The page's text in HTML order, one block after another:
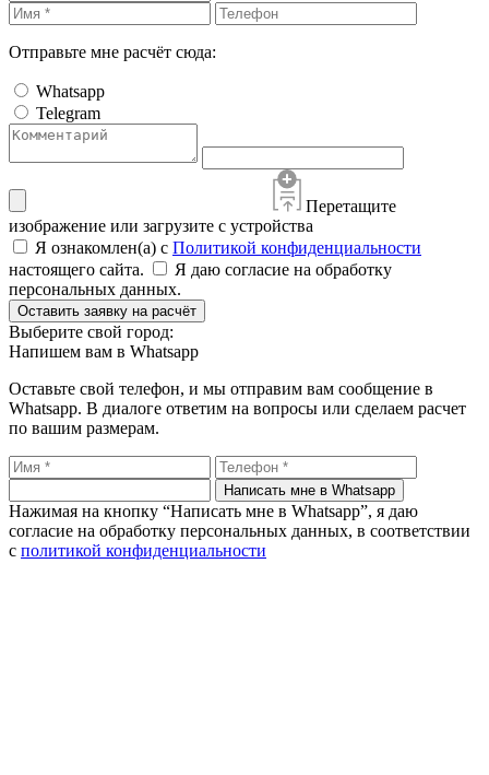
Отправьте мне расчёт сюда:
Whatsapp
Telegram
Перетащите
изображение или загрузите с устройства
Я ознакомлен(а) с Политикой конфиденциальности
настоящего сайта.
Я даю согласие на обработку
персональных данных.
Оставить заявку на расчёт
Выберите свой город:
Напишем вам в Whatsapp
Оставьте свой телефон, и мы отправим вам сообщение в
Whatsapp. В диалоге ответим на вопросы или сделаем расчет
по вашим размерам.
Написать мне в Whatsapp
Нажимая на кнопку “Написать мне в Whatsapp”, я даю
согласие на обработку персональных данных, в соответствии
с политикой конфиденциальности